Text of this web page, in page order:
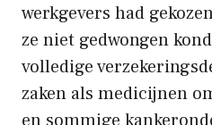
werkgevers had
ze niet gedwongen
volledige
zaken als medicijnen
en sommige